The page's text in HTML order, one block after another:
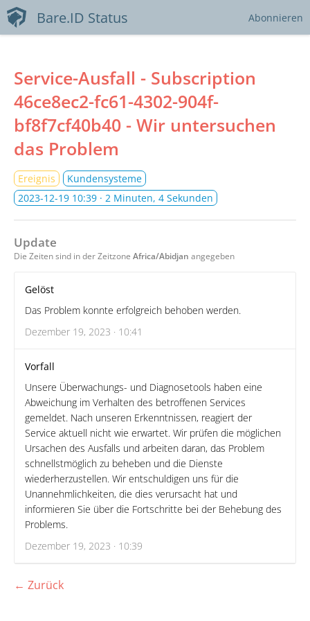
Bare.ID Status Abonnieren
Service-Ausfall - Subscription
46ce8ec2-fc61-4302-904f-
bf8f7cf40b40 - Wir untersuchen
das Problem
Ereignis
Kundensysteme
2023-12-19 10:39 · 2 Minuten, 4 Sekunden
Update
Die Zeiten sind in der Zeitzone Africa/Abidjan angegeben
Gelöst
Das Problem konnte erfolgreich behoben werden.
Dezember 19, 2023 · 10:41
Vorfall
Unsere Überwachungs- und Diagnosetools haben eine
Abweichung im Verhalten des betroffenen Services
gemeldet. Nach unseren Erkenntnissen, reagiert der
Service aktuell nicht wie erwartet. Wir prüfen die möglichen
Ursachen des Ausfalls und arbeiten daran, das Problem
schnellstmöglich zu beheben und die Dienste
wiederherzustellen. Wir entschuldigen uns für die
Unannehmlichkeiten, die dies verursacht hat und
informieren Sie über die Fortschritte bei der Behebung des
Problems.
Dezember 19, 2023 · 10:39
← Zurück